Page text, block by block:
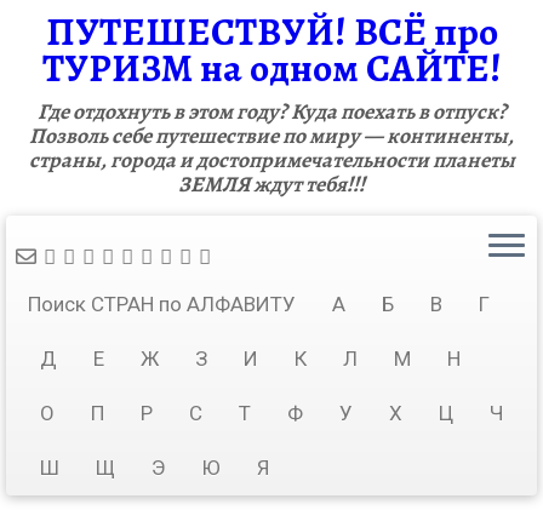
ПУТЕШЕСТВУЙ! ВСЁ про
ТУРИЗМ на одном САЙТЕ!
Где отдохнуть в этом году? Куда поехать в отпуск?
Позволь себе путешествие по миру — континенты,
страны, города и достопримечательности планеты
ЗЕМЛЯ ждут тебя!!!
Поиск СТРАН по АЛФАВИТУ А Б В Г
Д Е Ж З И К Л М Н
О П Р С Т Ф У Х Ц Ч
Ш Щ Э Ю Я